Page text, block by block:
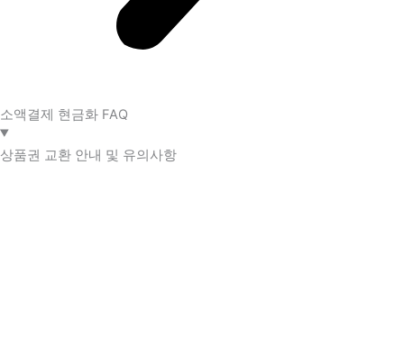
소액결제 현금화 FAQ​
상품권 교환 안내 및 유의사항